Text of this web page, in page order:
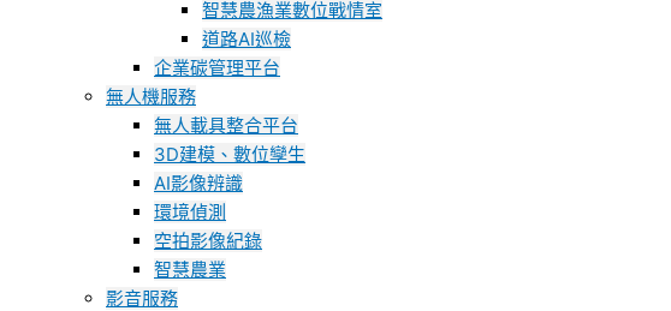
智慧農漁業數位戰情室
道路AI巡檢
企業碳管理平台
無人機服務
無人載具整合平台
3D建模、數位孿生
AI影像辨識
環境偵測
空拍影像紀錄
智慧農業
影音服務